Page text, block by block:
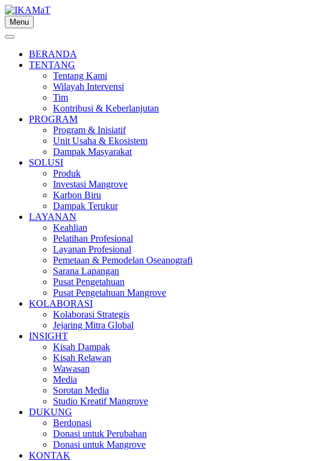
Skip
to
content
Menu
BERANDA
TENTANG
Tentang Kami
Wilayah Intervensi
Tim
Kontribusi & Keberlanjutan
PROGRAM
Program & Inisiatif
Unit Usaha & Ekosistem
Dampak Masyarakat
SOLUSI
Produk
Investasi Mangrove
Karbon Biru
Dampak Terukur
LAYANAN
Keahlian
Pelatihan Profesional
Layanan Profesional
Pemetaan & Pemodelan Oseanografi
Sarana Lapangan
Pusat Pengetahuan
Pusat Pengetahuan Mangrove
KOLABORASI
Kolaborasi Strategis
Jejaring Mitra Global
INSIGHT
Kisah Dampak
Kisah Relawan
Wawasan
Media
Sorotan Media
Studio Kreatif Mangrove
DUKUNG
Berdonasi
Donasi untuk Perubahan
Donasi untuk Mangrove
KONTAK